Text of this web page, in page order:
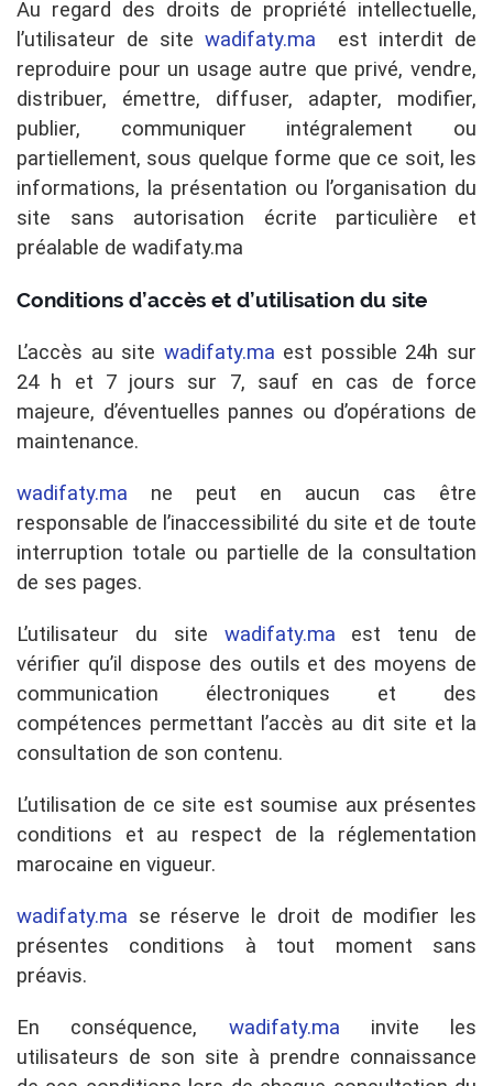
Au regard des droits de propriété intellectuelle,
l’utilisateur de site wadifaty.ma est interdit de
reproduire pour un usage autre que privé, vendre,
distribuer, émettre, diffuser, adapter, modifier,
publier, communiquer intégralement ou
partiellement, sous quelque forme que ce soit, les
informations, la présentation ou l’organisation du
site sans autorisation écrite particulière et
préalable de wadifaty.ma
Conditions d’accès et d’utilisation du site
L’accès au site wadifaty.ma est possible 24h sur
24 h et 7 jours sur 7, sauf en cas de force
majeure, d’éventuelles pannes ou d’opérations de
maintenance.
wadifaty.ma ne peut en aucun cas être
responsable de l’inaccessibilité du site et de toute
interruption totale ou partielle de la consultation
de ses pages.
L’utilisateur du site wadifaty.ma est tenu de
vérifier qu’il dispose des outils et des moyens de
communication électroniques et des
compétences permettant l’accès au dit site et la
consultation de son contenu.
L’utilisation de ce site est soumise aux présentes
conditions et au respect de la réglementation
marocaine en vigueur.
wadifaty.ma se réserve le droit de modifier les
présentes conditions à tout moment sans
préavis.
En conséquence, wadifaty.ma invite les
utilisateurs de son site à prendre connaissance